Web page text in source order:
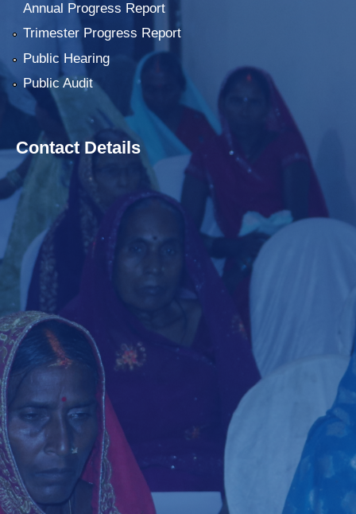
Annual Progress Report
Trimester Progress Report
Public Hearing
Public Audit
Contact Details